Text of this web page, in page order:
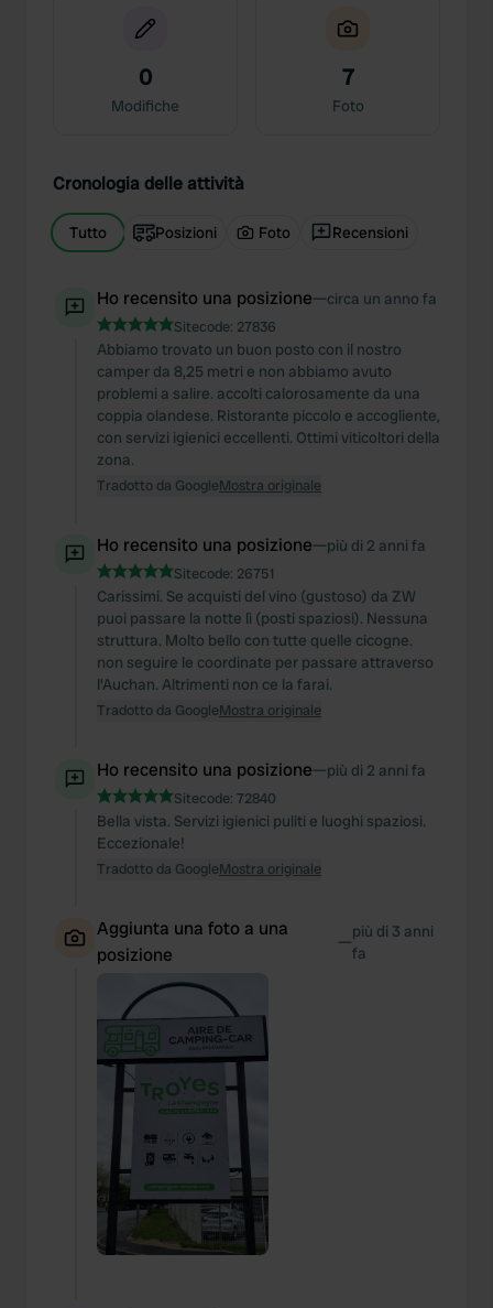
0
Modifiche
7
Foto
Cronologia delle attività
Tutto Posizioni Foto Recensioni
Ho recensito una posizione—circa un anno fa
Sitecode: 27836
Abbiamo trovato un buon posto con il nostro
camper da 8,25 metri e non abbiamo avuto
problemi a salire. accolti calorosamente da una
coppia olandese. Ristorante piccolo e accogliente,
con servizi igienici eccellenti. Ottimi viticoltori della
zona.
Tradotto da GoogleMostra originale
Ho recensito una posizione—più di 2 anni fa
Sitecode: 26751
Carissimi. Se acquisti del vino (gustoso) da ZW
puoi passare la notte lì (posti spaziosi). Nessuna
struttura. Molto bello con tutte quelle cicogne.
non seguire le coordinate per passare attraverso
l'Auchan. Altrimenti non ce la farai.
Tradotto da GoogleMostra originale
Ho recensito una posizione—più di 2 anni fa
Sitecode: 72840
Bella vista. Servizi igienici puliti e luoghi spaziosi.
Eccezionale!
Tradotto da GoogleMostra originale
Aggiunta una foto a una
posizione
—più di 3 anni
fa